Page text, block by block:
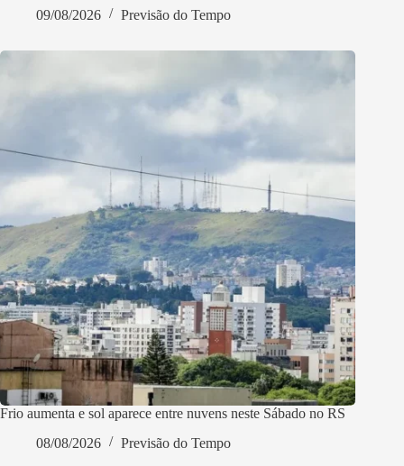
09/08/2026
Previsão do Tempo
Frio aumenta e sol aparece entre nuvens neste Sábado no RS
08/08/2026
Previsão do Tempo